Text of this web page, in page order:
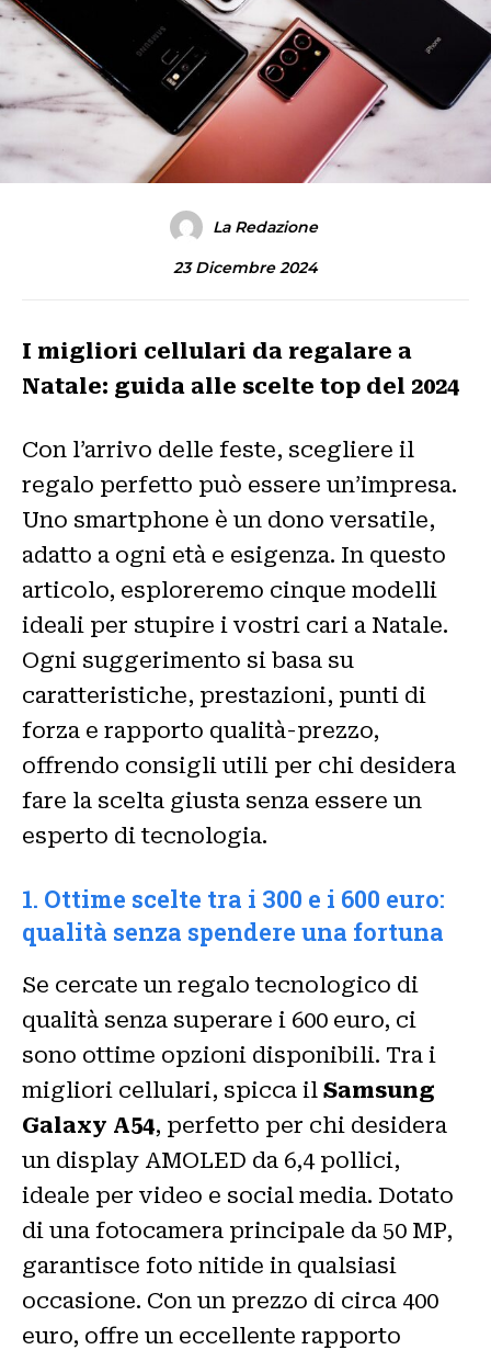
La Redazione
23 Dicembre 2024
I migliori cellulari da regalare a
Natale: guida alle scelte top del 2024
Con l’arrivo delle feste, scegliere il
regalo perfetto può essere un’impresa.
Uno smartphone è un dono versatile,
adatto a ogni età e esigenza. In questo
articolo, esploreremo cinque modelli
ideali per stupire i vostri cari a Natale.
Ogni suggerimento si basa su
caratteristiche, prestazioni, punti di
forza e rapporto qualità-prezzo,
offrendo consigli utili per chi desidera
fare la scelta giusta senza essere un
esperto di tecnologia.
1. Ottime scelte tra i 300 e i 600 euro:
qualità senza spendere una fortuna
Se cercate un regalo tecnologico di
qualità senza superare i 600 euro, ci
sono ottime opzioni disponibili. Tra i
migliori cellulari, spicca il Samsung
Galaxy A54, perfetto per chi desidera
un display AMOLED da 6,4 pollici,
ideale per video e social media. Dotato
di una fotocamera principale da 50 MP,
garantisce foto nitide in qualsiasi
occasione. Con un prezzo di circa 400
euro, offre un eccellente rapporto